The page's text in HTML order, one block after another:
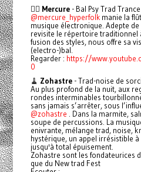
🧚‍♂️ Mercure- Bal Psy Trad Trance
@mercure_hyperfolkmanie la
musique électronique. Adepte
revisite le répertoire traditionnel
fusion des styles, nous offre sa
(electro-)bal.
Regarder : https://
0
🧹 Zohastre- Trad-noise de
Au plus profond de la nuit, aux
rondes interminables
sans jamais s’arrêter, sous
@zohastre . Dans la marmite,
soupe de percussions. La
enivrante, mélange trad, noise,
hystérique, un appel irrésistible
jusqu'à total épuisement.
Zohastre sont les fondateurices
que du New trad Fest